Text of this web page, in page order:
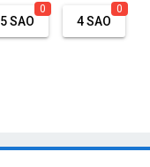
5 SAO
0
4 SAO
0